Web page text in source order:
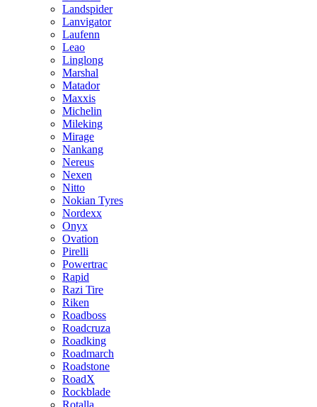
Landspider
Lanvigator
Laufenn
Leao
Linglong
Marshal
Matador
Maxxis
Michelin
Mileking
Mirage
Nankang
Nereus
Nexen
Nitto
Nokian Tyres
Nordexx
Onyx
Ovation
Pirelli
Powertrac
Rapid
Razi Tire
Riken
Roadboss
Roadcruza
Roadking
Roadmarch
Roadstone
RoadX
Rockblade
Rotalla